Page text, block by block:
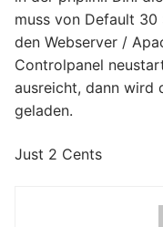
muss von Default 30
den Webserver /
Controlpanel
ausreicht, dann wird
geladen.
Just 2 Cents